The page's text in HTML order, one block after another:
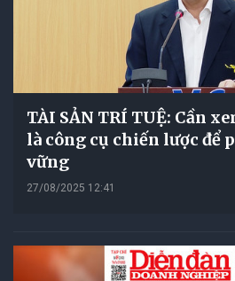
TÀI SẢN TRÍ TUỆ: Cần
là công cụ chiến lược để
vững
27/08/2025 12:41